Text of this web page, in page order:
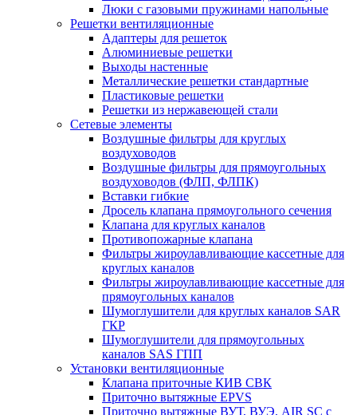
Люки с газовыми пружинами напольные
Решетки вентиляционные
Адаптеры для решеток
Алюминиевые решетки
Выходы настенные
Металлические решетки стандартные
Пластиковые решетки
Решетки из нержавеющей стали
Сетевые элементы
Воздушные фильтры для круглых
воздуховодов
Воздушные фильтры для прямоугольных
воздуховодов (ФЛП, ФЛПК)
Вставки гибкие
Дросель клапана прямоугольного сечения
Клапана для круглых каналов
Противопожарные клапана
Фильтры жироулавливающие кассетные для
круглых каналов
Фильтры жироулавливающие кассетные для
прямоугольных каналов
Шумоглушители для круглых каналов SAR
ГКР
Шумоглушители для прямоугольных
каналов SAS ГПП
Установки вентиляционные
Клапана приточные КИВ СВК
Приточно вытяжные EPVS
Приточно вытяжные ВУТ, ВУЭ, AIR SC с